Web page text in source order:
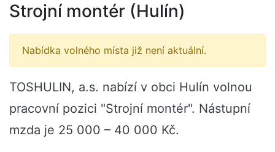
Strojní montér (Hulín)
Nabídka volného místa již není aktuální.
TOSHULIN, a.s. nabízí v obci Hulín volnou
pracovní pozici "Strojní montér". Nástupní
mzda je 25 000 – 40 000 Kč.